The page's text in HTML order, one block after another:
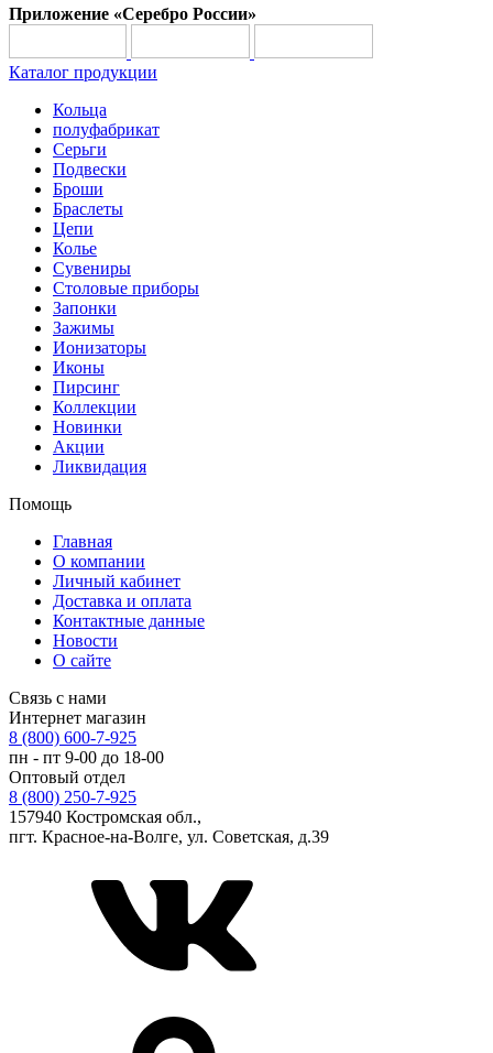
Приложение «Серебро России»
Каталог продукции
Кольца
полуфабрикат
Серьги
Подвески
Броши
Браслеты
Цепи
Колье
Сувениры
Столовые приборы
Запонки
Зажимы
Ионизаторы
Иконы
Пирсинг
Коллекции
Новинки
Акции
Ликвидация
Помощь
Главная
О компании
Личный кабинет
Доставка и оплата
Контактные данные
Новости
О сайте
Связь с нами
Интернет магазин
8 (800) 600-7-925
пн - пт 9-00 до 18-00
Оптовый отдел
8 (800) 250-7-925
157940 Костромская обл.,
пгт. Красное-на-Волге, ул. Советская, д.39